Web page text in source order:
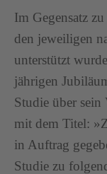
Im Gegensatz
den jeweiligen
unterstützt
jährigen
Studie über
mit dem Titel:
in Auftrag
Studie zu